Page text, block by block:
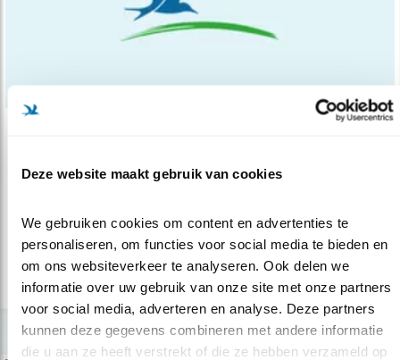
Deze website maakt gebruik van cookies
We gebruiken cookies om content en advertenties te
personaliseren, om functies voor social media te bieden en
om ons websiteverkeer te analyseren. Ook delen we
informatie over uw gebruik van onze site met onze partners
voor social media, adverteren en analyse. Deze partners
kunnen deze gegevens combineren met andere informatie
die u aan ze heeft verstrekt of die ze hebben verzameld op
Nieuw broedeiland voor noordse sterns
broedeilandje voor noordse stern ..
lees meer